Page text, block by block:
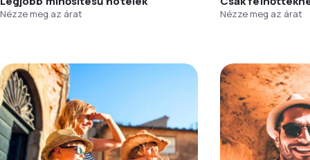
Nézze meg az árat Nézze meg az árat